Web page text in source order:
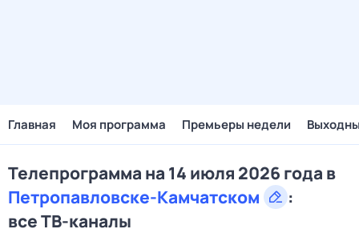
Главная Моя программа Премьеры недели
Телепрограмма на 14 июля 2026 года в
Петропавловске-Камчатском
:
все ТВ-каналы